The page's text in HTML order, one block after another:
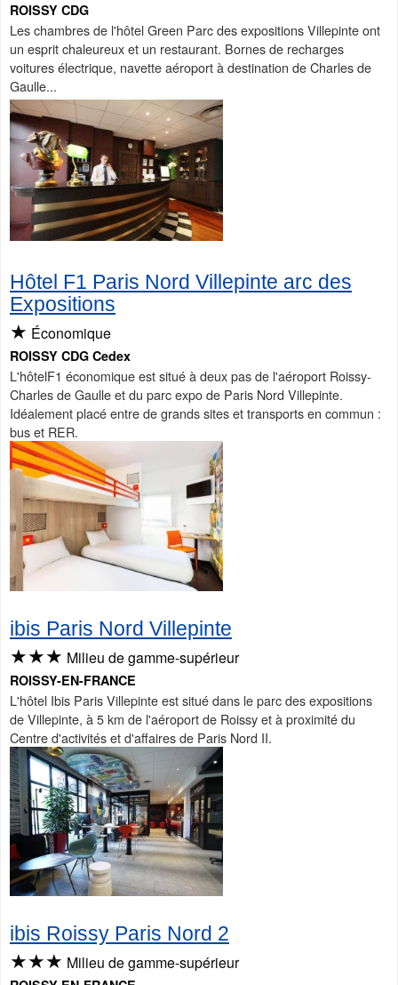
ROISSY CDG
Les chambres de l'hôtel Green Parc des expositions Villepinte ont
un esprit chaleureux et un restaurant. Bornes de recharges
voitures électrique, navette aéroport à destination de Charles de
Gaulle...
Hôtel F1 Paris Nord Villepinte arc des
Expositions
★ Économique
ROISSY CDG Cedex
L'hôtelF1 économique est situé à deux pas de l'aéroport Roissy-
Charles de Gaulle et du parc expo de Paris Nord Villepinte.
Idéalement placé entre de grands sites et transports en commun :
bus et RER.
ibis Paris Nord Villepinte
★★★ Milieu de gamme-supérieur
ROISSY-EN-FRANCE
L'hôtel Ibis Paris Villepinte est situé dans le parc des expositions
de Villepinte, à 5 km de l'aéroport de Roissy et à proximité du
Centre d'activités et d'affaires de Paris Nord II.
ibis Roissy Paris Nord 2
★★★ Milieu de gamme-supérieur